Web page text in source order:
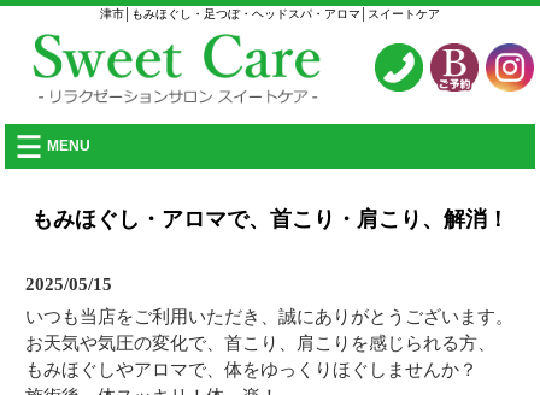
津市│もみほぐし・足つぼ・ヘッドスパ・アロマ│スイートケア
MENU
もみほぐし・アロマで、首こり・肩こり、解消！
2025/05/15
いつも当店をご利用いただき、誠にありがとうございます。
お天気や気圧の変化で、首こり、肩こりを感じられる方、
もみほぐしやアロマで、体をゆっくりほぐしませんか？